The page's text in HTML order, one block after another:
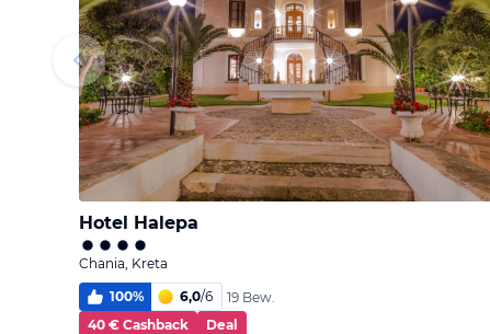
Hotel Halepa
Chania, Kreta
100% 6,0/6
19 Bew.
40 € Cashback
Deal